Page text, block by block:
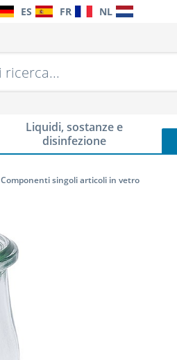
ES FR NL
Liquidi, sostanze e
disinfezione
Componenti singoli articoli in vetro